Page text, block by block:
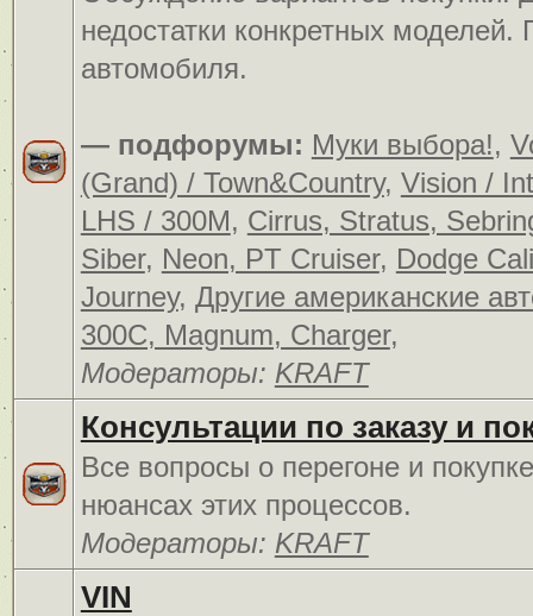
недостатки конкретных
автомобиля.
— подфорумы: Муки выбора!,
(Grand) / Town&Country, Vision /
LHS / 300M, Cirrus, Stratus,
Siber, Neon, PT Cruiser, Dodge
Journey, Другие американские
300C, Magnum, Charger,
Модераторы: KRAFT
Консультации по заказу и
Все вопросы о перегоне и
нюансах этих процессов.
Модераторы: KRAFT
VIN